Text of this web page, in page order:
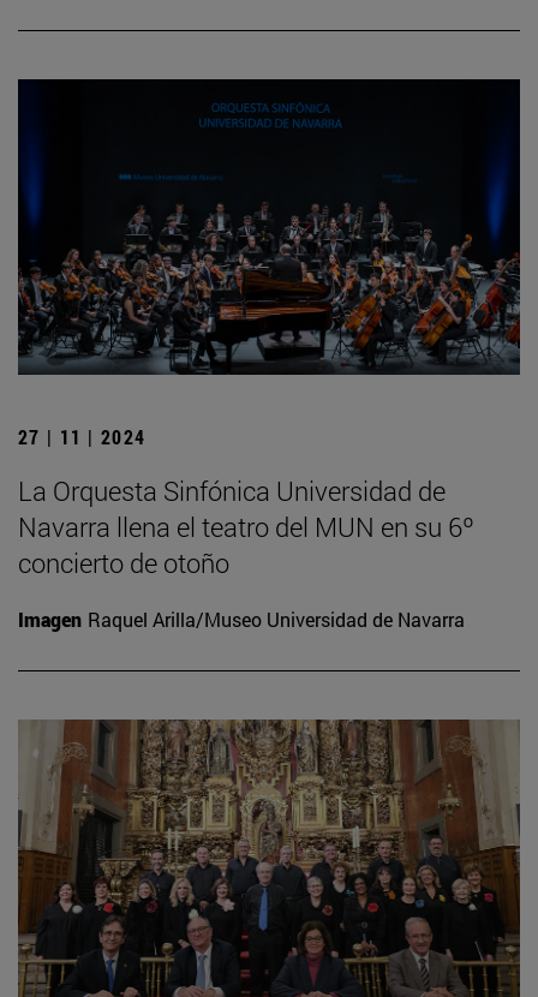
27 | 11 | 2024
La Orquesta Sinfónica Universidad de
Navarra llena el teatro del MUN en su 6º
concierto de otoño
Imagen Raquel Arilla/Museo Universidad de Navarra